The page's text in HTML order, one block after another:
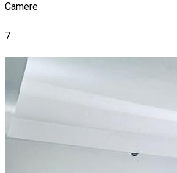
Camere
7